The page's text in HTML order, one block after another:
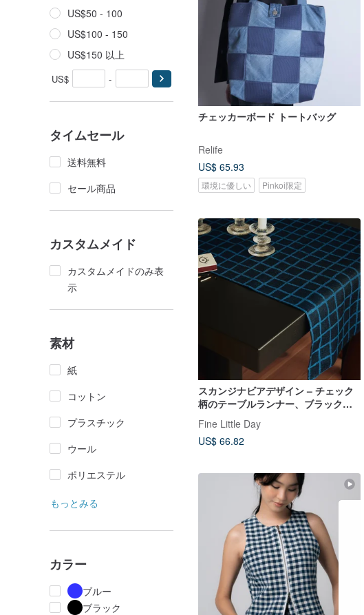
US$50 - 100
US$100 - 150
US$150 以上
US$ -
タイムセール
送料無料
セール商品
カスタムメイド
カスタムメイドのみ表
示
素材
紙
コットン
プラスチック
ウール
ポリエステル
もっとみる
カラー
ブルー
ブラック
チェッカーボード トートバッグ
Relife
US$ 65.93
環境に優しい Pinkoi限定
スカンジナビアデザイン – チェック
柄のテーブルランナー、ブラックと
ブルーRUTIG TABLE RUNNER、
BLUE/BLACK
Fine Little Day
US$ 66.82